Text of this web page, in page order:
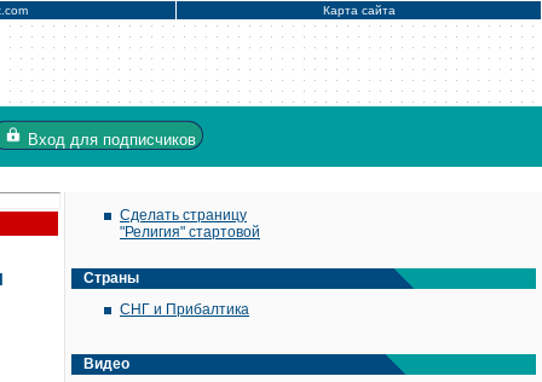
Карта сайта
Вход для подписчиков
Сделать страницу
"Религия" стартовой
Страны
СНГ и Прибалтика
Видео